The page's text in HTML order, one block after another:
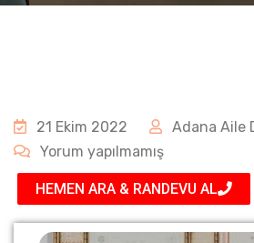
21 Ekim 2022
Adana Aile
Yorum yapılmamış
HEMEN ARA & RANDEVU AL